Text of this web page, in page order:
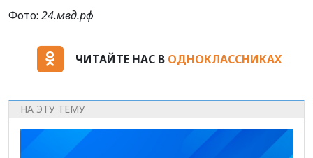
Фото: 24.мвд.рф
ЧИТАЙТЕ НАС В ОДНОКЛАССНИКАХ
НА ЭТУ ТЕМУ